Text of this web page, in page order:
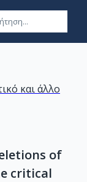
και άλλο
of
critical